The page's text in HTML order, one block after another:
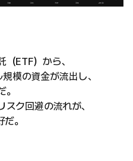
ETF）から、
模の資金が流出し、
ク回避の流れが、
。